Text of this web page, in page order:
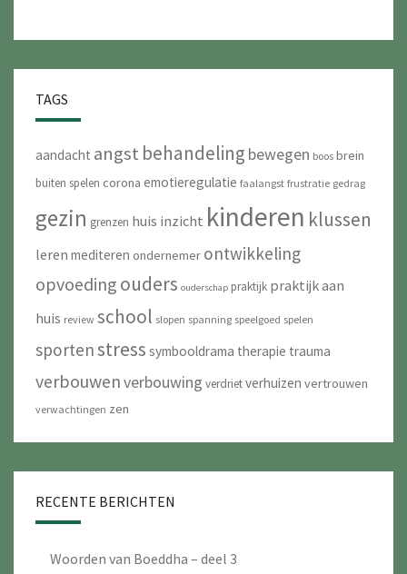
TAGS
aandacht angst behandeling bewegen boos brein
buiten spelen corona emotieregulatie faalangst frustratie gedrag
gezin grenzen huis inzicht kinderen klussen
leren mediteren ondernemer ontwikkeling
opvoeding ouders ouderschap praktijk praktijk aan
huis review school slopen spanning speelgoed spelen
sportenstress symbooldrama therapie trauma
verbouwenverbouwing verdrietverhuizen vertrouwen
verwachtingen zen
RECENTE BERICHTEN
Woorden van Boeddha – deel 3